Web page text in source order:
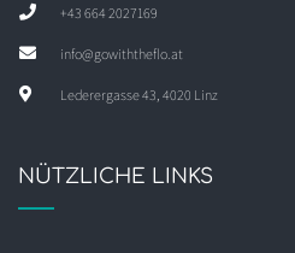
+43 664 2027169
info@gowiththeflo.at
Lederergasse 43, 4020 Linz
NÜTZLICHE LINKS